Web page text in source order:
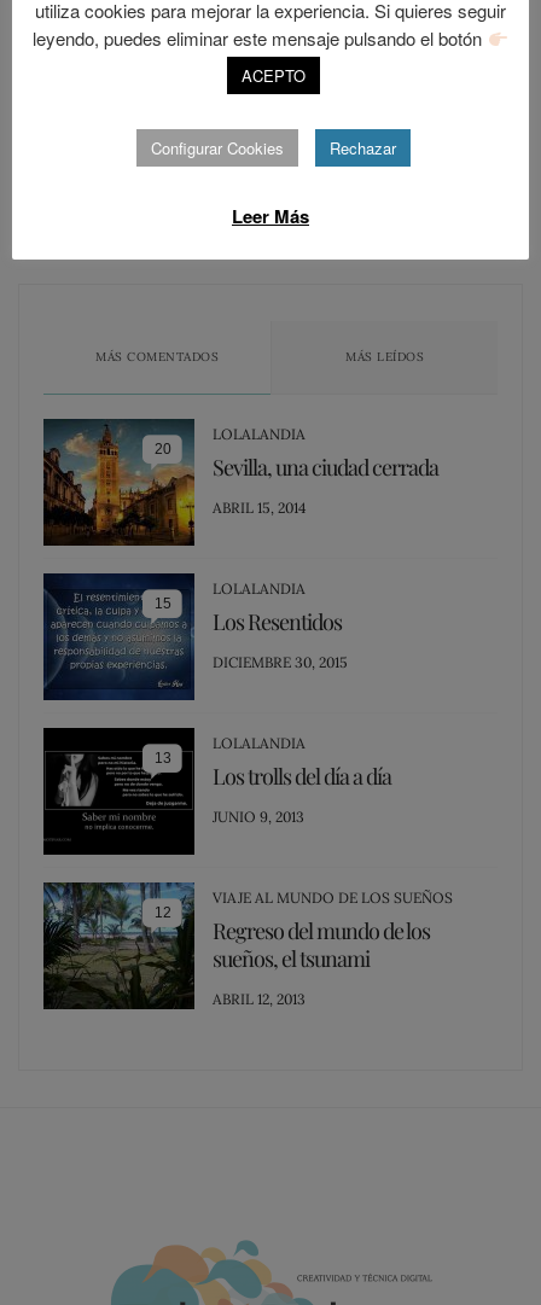
MÁS COMENTADOS MÁS LEÍDOS
20
LOLALANDIA
Sevilla, una ciudad cerrada
POSTED
ABRIL 15, 2014
15
LOLALANDIA
Los Resentidos
POSTED
DICIEMBRE 30, 2015
13
LOLALANDIA
Los trolls del día a día
POSTED
JUNIO 9, 2013
12
VIAJE AL MUNDO DE LOS SUEÑOS
Regreso del mundo de los
sueños, el tsunami
POSTED
ABRIL 12, 2013
utiliza cookies para mejorar la experiencia. Si quieres seguir
leyendo, puedes eliminar este mensaje pulsando el botón
ACEPTO
Configurar Cookies Rechazar
Leer Más